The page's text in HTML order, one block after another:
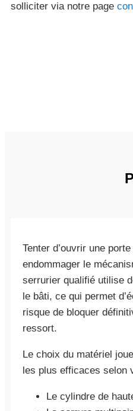
solliciter via notre page
Tenter d’ouvrir une
endommager le
serrurier qualifié utilise
le bâti, ce qui permet
risque de bloquer
ressort.
Le choix du matériel
les plus efficaces selon
Le cylindre de